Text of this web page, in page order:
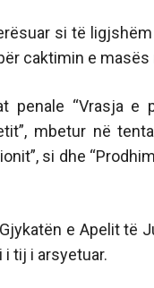
si të
caktimin e
penale “Vrasja e
mbetur në
si dhe
e Apelit të
tij i arsyetuar.